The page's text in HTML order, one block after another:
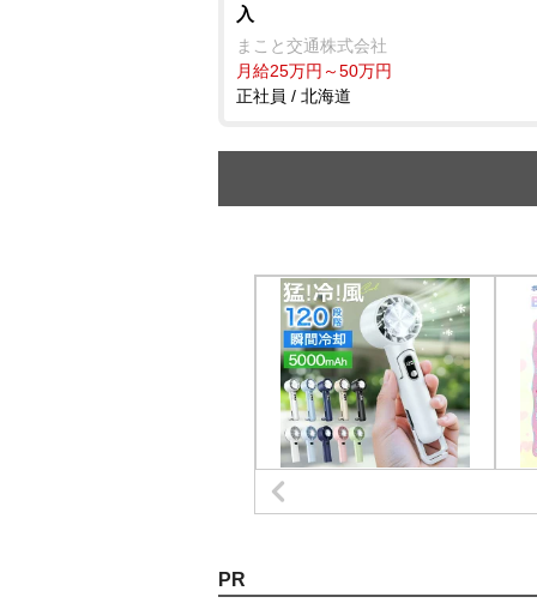
入
まこと交通株式会社
月給25万円～50万円
正社員 / 北海道
PR